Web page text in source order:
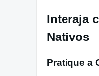
Interaja
Nativos
Pratique a